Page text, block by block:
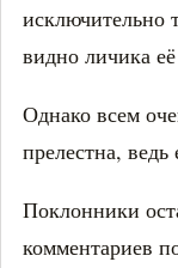
исключительно
видно личика
Однако всем
прелестна,
Поклонники
комментариев